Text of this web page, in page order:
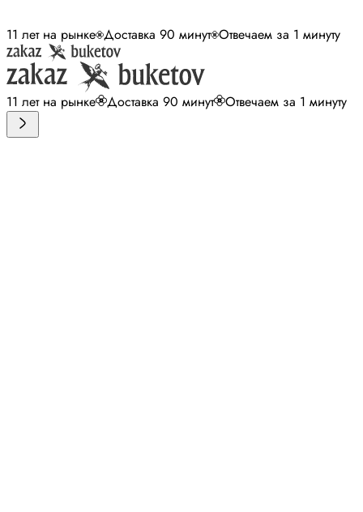
11 лет на рынке Доставка 90 минут Отвечаем за 1 минуту
11 лет на рынке Доставка 90 минут Отвечаем за 1 минуту